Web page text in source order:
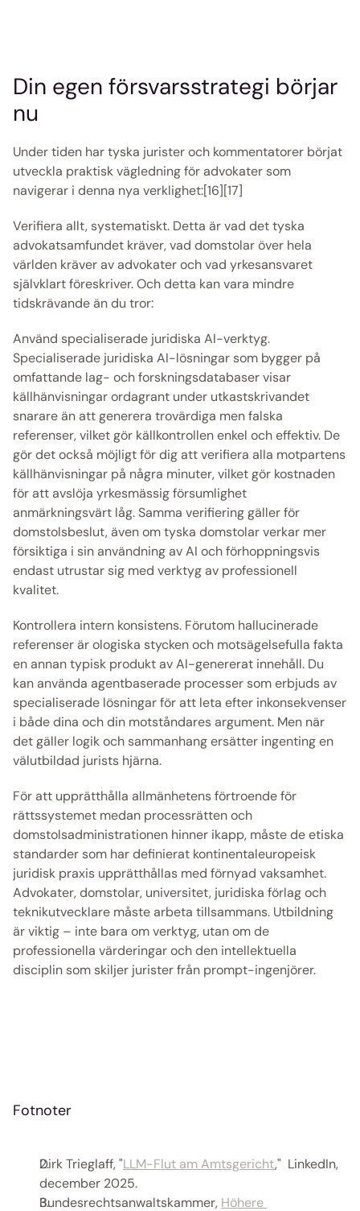
Din egen försvarsstrategi börjar
nu
Under tiden har tyska jurister och kommentatorer börjat
utveckla praktisk vägledning för advokater som
navigerar i denna nya verklighet:[16][17]
Verifiera allt, systematiskt. Detta är vad det tyska
advokatsamfundet kräver, vad domstolar över hela
världen kräver av advokater och vad yrkesansvaret
självklart föreskriver. Och detta kan vara mindre
tidskrävande än du tror:
Använd specialiserade juridiska AI-verktyg.
Specialiserade juridiska AI-lösningar som bygger på
omfattande lag- och forskningsdatabaser visar
källhänvisningar ordagrant under utkastskrivandet
snarare än att generera trovärdiga men falska
referenser, vilket gör källkontrollen enkel och effektiv. De
gör det också möjligt för dig att verifiera alla motpartens
källhänvisningar på några minuter, vilket gör kostnaden
för att avslöja yrkesmässig försumlighet
anmärkningsvärt låg. Samma verifiering gäller för
domstolsbeslut, även om tyska domstolar verkar mer
försiktiga i sin användning av AI och förhoppningsvis
endast utrustar sig med verktyg av professionell
kvalitet.
Kontrollera intern konsistens. Förutom hallucinerade
referenser är ologiska stycken och motsägelsefulla fakta
en annan typisk produkt av AI-genererat innehåll. Du
kan använda agentbaserade processer som erbjuds av
specialiserade lösningar för att leta efter inkonsekvenser
i både dina och din motståndares argument. Men när
det gäller logik och sammanhang ersätter ingenting en
välutbildad jurists hjärna.
För att upprätthålla allmänhetens förtroende för
rättssystemet medan processrätten och
domstolsadministrationen hinner ikapp, måste de etiska
standarder som har definierat kontinentaleuropeisk
juridisk praxis upprätthållas med förnyad vaksamhet.
Advokater, domstolar, universitet, juridiska förlag och
teknikutvecklare måste arbeta tillsammans. Utbildning
är viktig – inte bara om verktyg, utan om de
professionella värderingar och den intellektuella
disciplin som skiljer jurister från prompt-ingenjörer.
Fotnoter
Dirk Trieglaff, "LLM-Flut am Amtsgericht,"  LinkedIn,
december 2025.
Bundesrechtsanwaltskammer, Höhere